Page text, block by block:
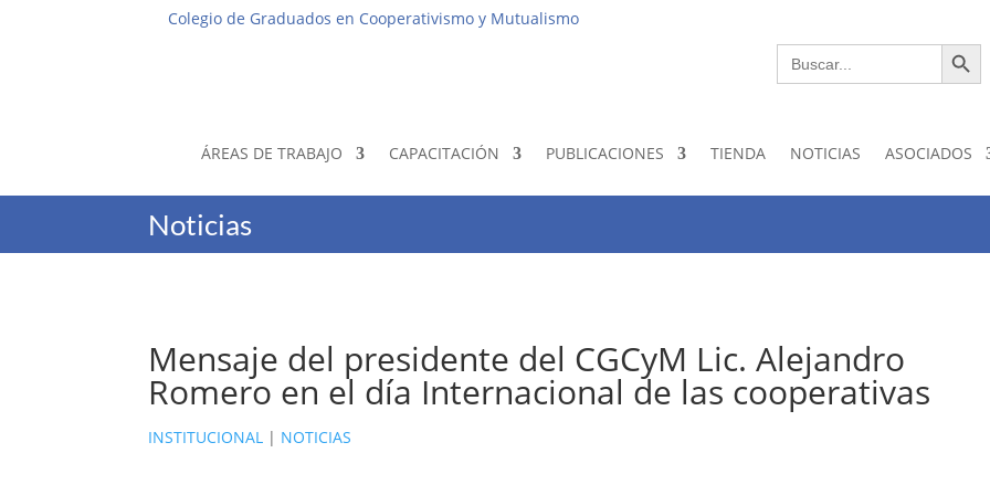
Colegio de Graduados en Cooperativismo y Mutualismo
Buscar:
Botón de
ÁREAS DE TRABAJO CAPACITACIÓN PUBLICACIONES TIENDA NOTICIAS ASOCIADOS
Noticias
Mensaje del presidente del CGCyM Lic. Alejandro
Romero en el día Internacional de las cooperativas
INSTITUCIONAL | NOTICIAS